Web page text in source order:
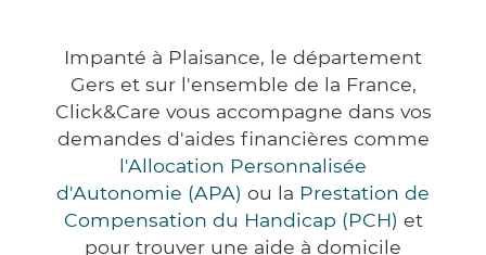
Impanté à Plaisance, le département
Gers et sur l'ensemble de la France,
Click&Care vous accompagne dans vos
demandes d'aides financières comme
l'Allocation Personnalisée
d'Autonomie (APA) ou la Prestation de
Compensation du Handicap (PCH) et
pour trouver une aide à domicile